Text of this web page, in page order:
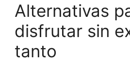
Alternativas
disfrutar sin
tanto